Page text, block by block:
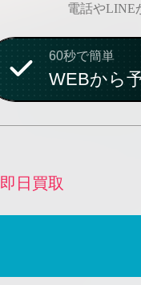
電話やLINE
60秒で簡単
WEBから
即日買取